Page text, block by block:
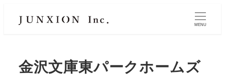
MENU
金沢文庫東パークホームズ